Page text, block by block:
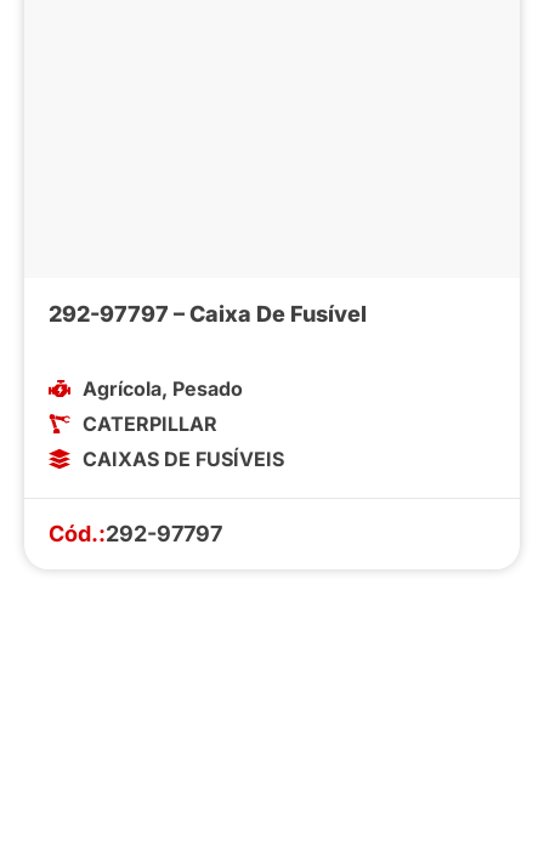
292-97797 – Caixa De Fusível
Agrícola, Pesado
CATERPILLAR
CAIXAS DE FUSÍVEIS
Cód.:292-97797